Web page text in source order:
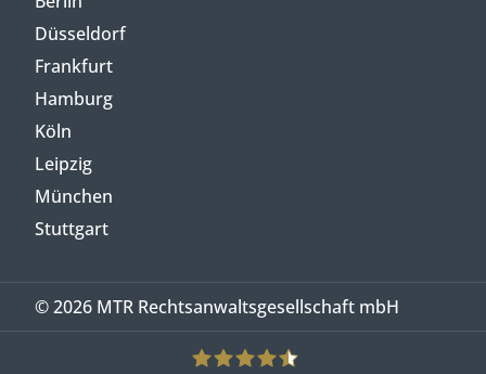
Düsseldorf
Frankfurt
Hamburg
Köln
Leipzig
München
Stuttgart
© 2026 MTR Rechtsanwaltsgesellschaft mbH